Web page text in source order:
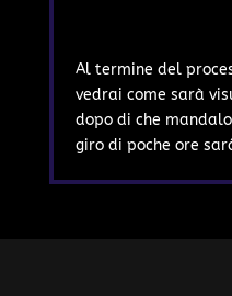
Al termine del
vedrai come sarà
dopo di che
giro di poche ore